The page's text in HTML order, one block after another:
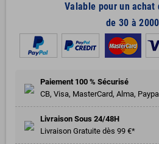
Valable pour un achat
de 30 à
Paiement 100 % Sécurisé
CB, Visa, MasterCard, Alma,
Livraison Sous 24/48H
Livraison Gratuite dès 99 €*